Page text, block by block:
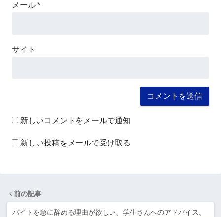
メール *
サイト
新しいコメントをメールで通知
新しい投稿をメールで受け取る
前の記事
バイトを急に辞める理由が欲しい、学生さんへのアドバイス。